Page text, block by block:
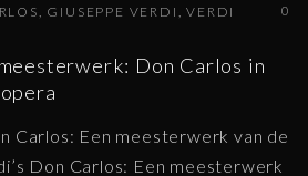
0
GIUSEPPE VERDI VERDI
Don Carlos in
Carlos: Een meesterwerk van de
Don Carlos: Een meesterwerk